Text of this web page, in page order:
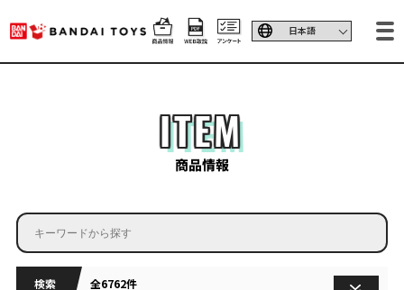
ITEM
商品情報
検索 全6762件